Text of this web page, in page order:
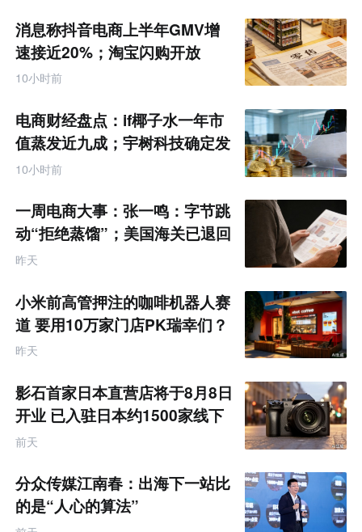
消息称抖音电商上半年GMV增
速接近20%；淘宝闪购开放
MCP能力丨零售电商周报
10小时前
电商财经盘点：if椰子水一年市
值蒸发近九成；宇树科技确定发
行价格为150.80元/股
10小时前
一周电商大事：张一鸣：字节跳
动“拒绝蒸馏”；美国海关已退回
约1000亿美元关税
昨天
小米前高管押注的咖啡机器人赛
道 要用10万家门店PK瑞幸们？
昨天
影石首家日本直营店将于8月8日
开业 已入驻日本约1500家线下
零售渠道
前天
分众传媒江南春：出海下一站比
的是“人心的算法”